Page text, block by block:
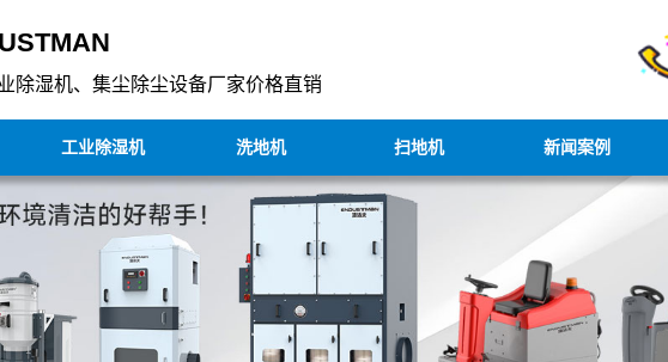
除湿机、集尘除尘设备厂家价格直销
工业除湿机 洗地机 扫地机 新闻案例